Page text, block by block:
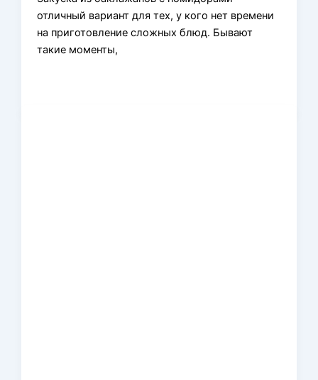
отличный вариант для тех, у кого нет времени
на приготовление сложных блюд. Бывают
такие моменты,